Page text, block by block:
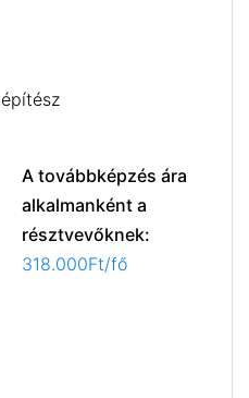
A továbbképzés ára
alkalmanként a
résztvevőknek:
318.000Ft/fő